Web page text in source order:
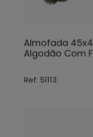
Almofada
Algodão Com
Ref: 51113